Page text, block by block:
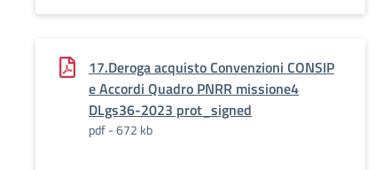
17.Deroga acquisto Convenzioni CONSIP
e Accordi Quadro PNRR missione4
DLgs36-2023 prot_signed
pdf - 672 kb